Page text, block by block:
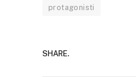
protagonisti
SHARE.